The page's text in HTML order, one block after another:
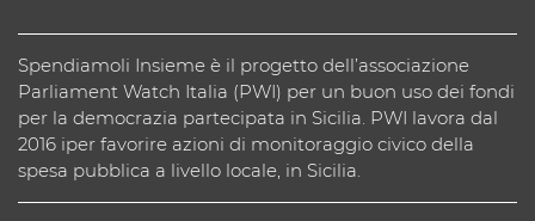
Spendiamoli Insieme è il progetto dell’associazione
Parliament Watch Italia (PWI) per un buon uso dei fondi
per la democrazia partecipata in Sicilia. PWI lavora dal
2016 iper favorire azioni di monitoraggio civico della
spesa pubblica a livello locale, in Sicilia.